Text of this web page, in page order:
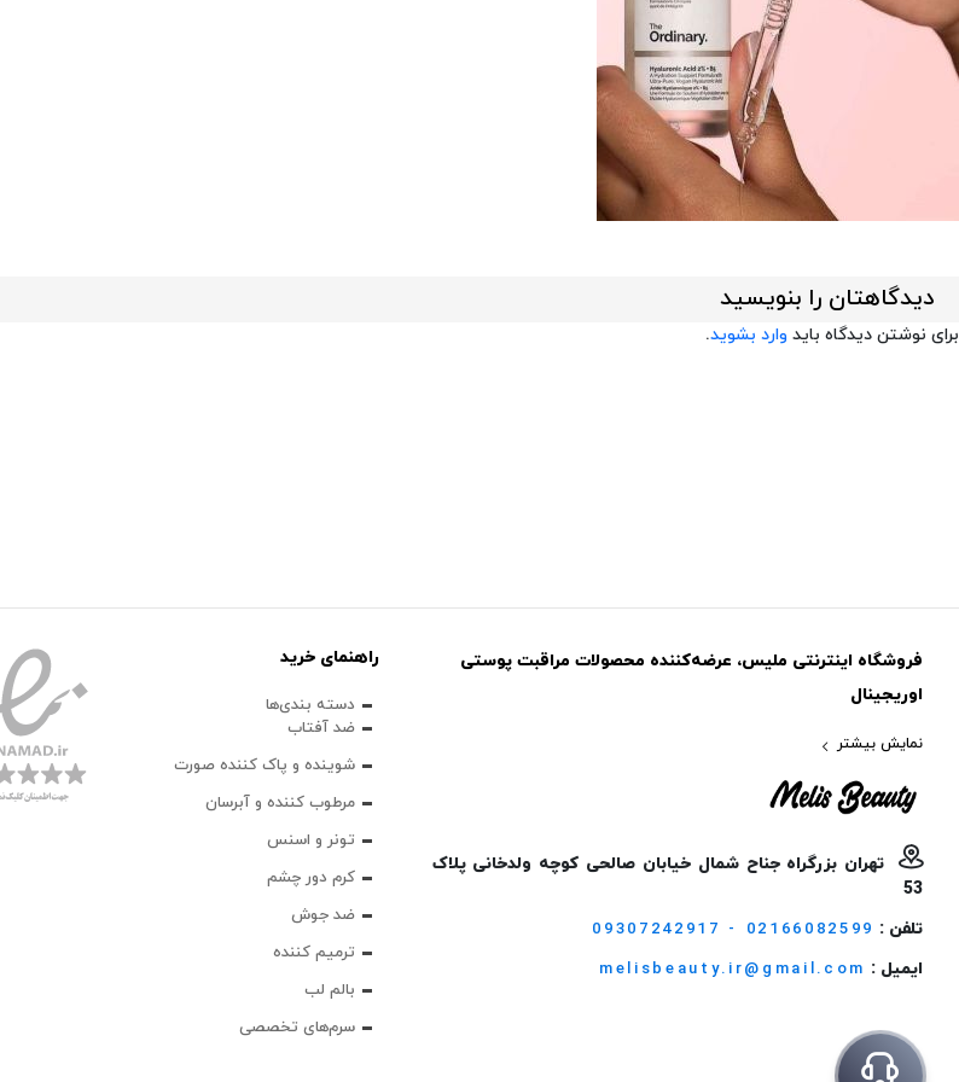
دیدگاهتان را بنویسید
برای نوشتن دیدگاه باید وارد بشوید.
فروشگاه اینترنتی ملیس، عرضه‌کننده محصولات مراقبت پوستی
اوریجینال
نمایش بیشتر
تهران بزرگراه جناح شمال خیابان صالحی کوچه ولدخانی پلاک
53
تلفن : 09307242917 - 02166082599
ایمیل : melisbeauty.ir@gmail.com
راهنمای خرید
دسته بندی‌ها
ضد آفتاب
شوینده و پاک‌ کننده صورت
مرطوب کننده و آبرسان
تونر و اسنس
کرم دور چشم
ضد جوش
ترمیم کننده
بالم لب
سرم‌های تخصصی